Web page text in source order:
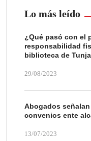
Lo más leído
¿Qué pasó con el
responsabilidad
biblioteca de
29/08/2023
Abogados
convenios ente
13/07/2023